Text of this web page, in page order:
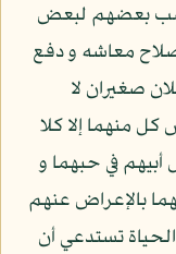
بعضهم لبعض
معاشه و دفع
صغيران لا
منهما إلا كلا
في حبهما و
بالإعراض عنهم
تستدعي أن